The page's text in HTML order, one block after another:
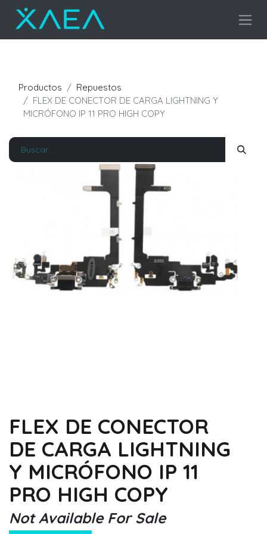
Productos
Repuestos
FLEX DE CONECTOR DE CARGA LIGHTNING Y
MICRÓFONO IP 11 PRO HIGH COPY
FLEX DE CONECTOR
DE CARGA LIGHTNING
Y MICRÓFONO IP 11
PRO HIGH COPY
Not Available For Sale